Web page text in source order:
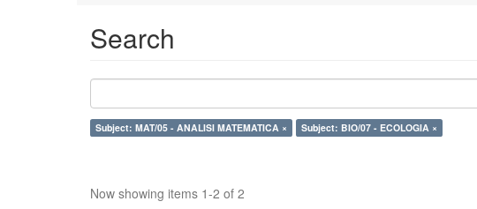
Search
Subject: MAT/05 - ANALISI MATEMATICA × Subject: BIO/07 - ECOLOGIA ×
Now showing items 1-2 of 2